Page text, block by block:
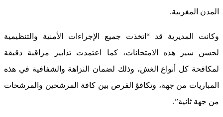
المدن المغربية.
وكانت المديرية قد “اتخذت جميع الإجراءات الأمنية والتنظيمية
لحسن سير هذه الامتحانات، كما اعتمدت تدابير مراقبة دقيقة
لمكافحة كل أنواع الغش، وذلك لضمان النزاهة والشفافية في هذه
المباريات من جهة، وتكافؤ الفرص بين كافة المرشحين والمرشحات
من جهة ثانية”.